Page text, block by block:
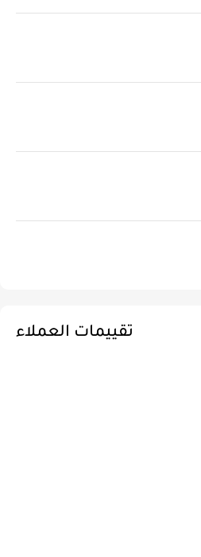
تقييمات العملاء